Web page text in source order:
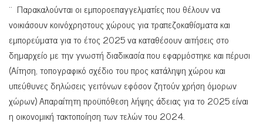
¨ Παρακαλούνται οι εμποροεπαγγελματίες που θέλουν να
νοικιάσουν κοινόχρηστους χώρους για τραπεζοκαθίσματα και
εμπορεύματα για το έτος 2025 να καταθέσουν αιτήσεις στο
δημαρχείο με την γνωστή διαδικασία που εφαρμόστηκε και πέρυσι
(Αίτηση, τοπογραφικό σχέδιο του προς κατάληψη χώρου και
υπεύθυνες δηλώσεις γειτόνων εφόσον ζητούν χρήση όμορων
χώρων) Απαραίτητη προϋπόθεση λήψης άδειας για το 2025 είναι
η οικονομική τακτοποίηση των τελών του 2024.